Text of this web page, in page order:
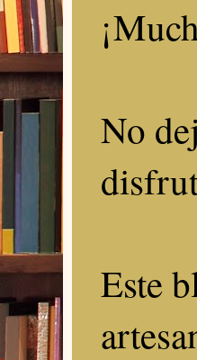
No
Este